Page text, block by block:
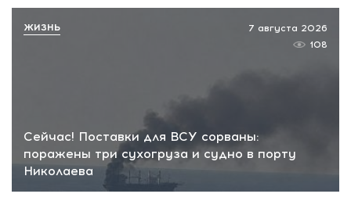
Сейчас! Поставки для ВСУ сорваны:
поражены три сухогруза и судно в порту
Николаева
7 августа 2026
108
ЖИЗНЬ